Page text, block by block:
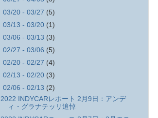
03/20 - 03/27 (5)
03/13 - 03/20 (1)
03/06 - 03/13 (3)
02/27 - 03/06 (5)
02/20 - 02/27 (4)
02/13 - 02/20 (3)
02/06 - 02/13 (2)
2022 INDYCARレポート 2月9日：アンデ
ィ・グラナテッリ追悼